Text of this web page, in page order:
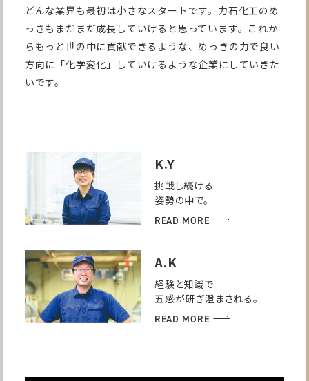
どんな業界も最初は小さなスタートです。力石化工のめ
っきもまだまだ成長していけると思っています。これか
らもっと世の中に貢献できるような、めっきの力で良い
方向に「化学変化」していけるような企業にしていきた
いです。
K.Y
挑戦し続ける
姿勢の中で。
READ MORE
A.K
経験と知識で
五感が研ぎ澄まされる。
READ MORE